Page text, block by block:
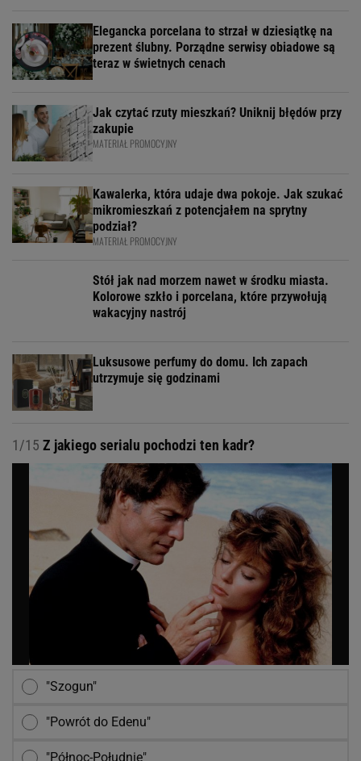
Elegancka porcelana to strzał w dziesiątkę na
prezent ślubny. Porządne serwisy obiadowe są
teraz w świetnych cenach
Jak czytać rzuty mieszkań? Uniknij błędów przy
zakupie
MATERIAŁ PROMOCYJNY
Kawalerka, która udaje dwa pokoje. Jak szukać
mikromieszkań z potencjałem na sprytny
podział?
MATERIAŁ PROMOCYJNY
Stół jak nad morzem nawet w środku miasta.
Kolorowe szkło i porcelana, które przywołują
wakacyjny nastrój
Luksusowe perfumy do domu. Ich zapach
utrzymuje się godzinami
1/15 Z jakiego serialu pochodzi ten kadr?
"Szogun"
"Powrót do Edenu"
"Północ-Południe"